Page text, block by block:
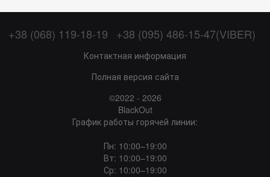
+38 (068) 119-18-19 +38 (095) 486-15-47(VIBER)
Контактная информация
Полная версия сайта
©2022 - 2026
BlackOut
График работы горячей линии:
Пн: 10:00–19:00
Вт: 10:00–19:00
Ср: 10:00–19:00